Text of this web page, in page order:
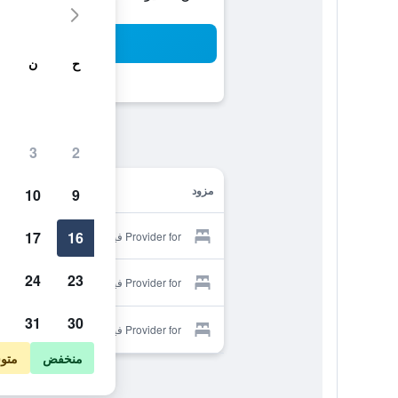
مزود
Provider for فيلا كورثي
Provider for فيلا كورثي
Provider for فيلا كورثي
ح ن
2
3
9
10
16
17
23
24
30
31
منخفض